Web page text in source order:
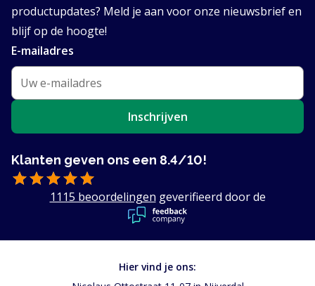
productupdates? Meld je aan voor onze nieuwsbrief en
blijf op de hoogte!
E-mailadres
Inschrijven
Klanten geven ons een 8.4/10!
1115 beoordelingen geverifieerd door de
Hier vind je ons: